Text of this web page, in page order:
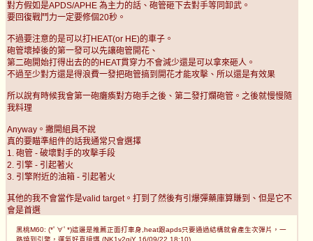
對方假如是APDS/APHE 為主力的話、砲管砸下去對手等同卸武。
要回復戰鬥力一定要修個20秒。
不過要注意的是可以打HEAT(or HE)的車子。
砲管壞掉後的第一發可以先讓砲管開花、
第二砲開始打得出去的的HEAT貫穿力不會減少還是可以拿來砸人。
不過至少對方還是得浪費一發把砲管搞到開花才能攻擊、所以還是有效果
所以說有時候我會第一砲癱瘓對方砲手之後、第二發打爛砲管。之後就慢慢隨
我料理
Anyway。撇開組員不說
真的要瞄準組件的話我通常只會選擇
1. 砲管 - 破壞對手的攻擊手段
2. 引擎 - 引起著火
3. 引擎附近的油箱 - 引起著火
其他的我不會當作是valid target。打到了然後有引爆彈藥庫算賺到、但是它不
會是首選
黑桃M60: (*ﾟ∀ﾟ*)這邊是推薦正面打車身,heat跟apds只要通過結構就會產生次彈片，一
路燒到引擎，運氣好直接爆 (NK1v2qiY 16/09/22 18:10)